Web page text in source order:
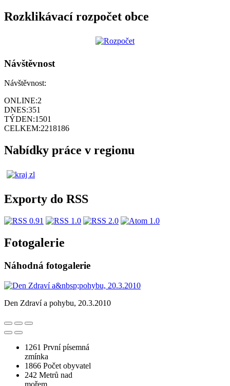
Rozklikávací rozpočet obce
Návštěvnost
Návštěvnost:
ONLINE:2
DNES:351
TÝDEN:1501
CELKEM:2218186
Nabídky práce v regionu
Exporty do RSS
Fotogalerie
Náhodná fotogalerie
Den Zdraví a pohybu, 20.3.2010
1261 První písemná
zmínka
1866 Počet obyvatel
242 Metrů nad
mořem